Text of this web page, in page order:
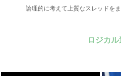
論理的に考えて上質なスレッドを
ロジカル